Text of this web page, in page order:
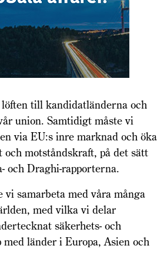
till kandidatländerna och
union. Samtidigt måste vi
via EU:s inre marknad och öka
motståndskraft, på det sätt
och Draghi-­rapporterna.
vi samarbeta med våra många
med vilka vi delar
säkerhets- och
länder i Europa, Asien och